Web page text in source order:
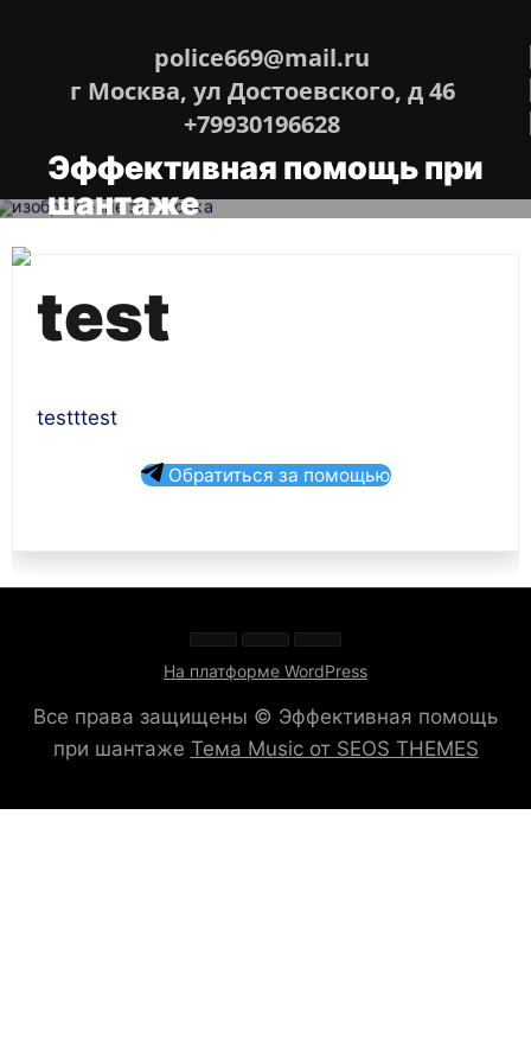
police669@mail.ru
г Москва, ул Достоевского, д 46
+79930196628
Эффективная помощь при
шантаже
test
testttest
Обратиться за помощью
На платформе WordPress
Все права защищены © Эффективная помощь
при шантаже Тема Music от SEOS THEMES